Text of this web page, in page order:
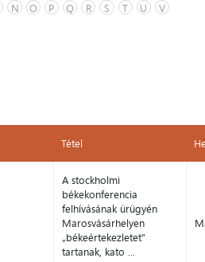
N O P Q R S T U
V
Tétel
A stockholmi
békekonferencia
felhívásának ürügyén
Marosvásárhelyen
„békeértekezletet”
tartanak, kato ...